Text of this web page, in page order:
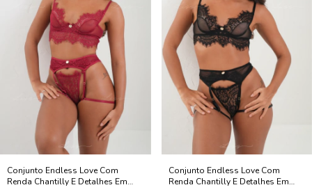
Conjunto Endless Love Com
Renda Chantilly E Detalhes Em
Conjunto Endless Love Com
Renda Chantilly E Detalhes Em